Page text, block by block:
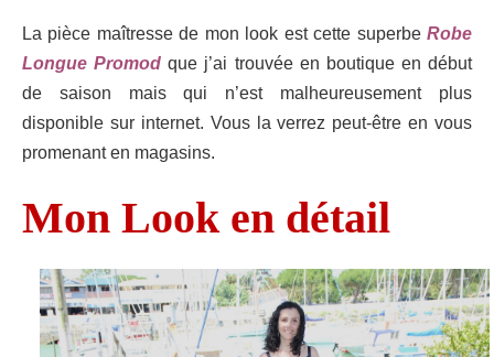
La pièce maîtresse de mon look est cette superbe Robe
Longue Promod que j’ai trouvée en boutique en début
de saison mais qui n’est malheureusement plus
disponible sur internet. Vous la verrez peut-être en vous
promenant en magasins.
Mon Look en détail